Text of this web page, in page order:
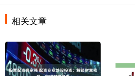
相关文章